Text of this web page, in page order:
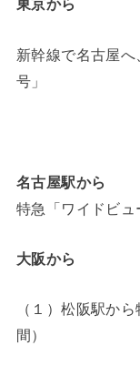
東京から
新幹線で名古屋
号」
名古屋駅から
特急「ワイドビ
大阪から
（１）松阪駅か
間）